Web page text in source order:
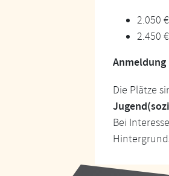
2.050
2.450
Anmeldung
Die Plätze
Bei